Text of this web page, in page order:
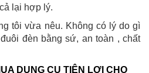
lại hợp lý.
tôi vừa nêu. Không có lý do gì
đèn bằng sứ, an toàn , chất
DỤNG CỤ TIỆN LỢI CHO